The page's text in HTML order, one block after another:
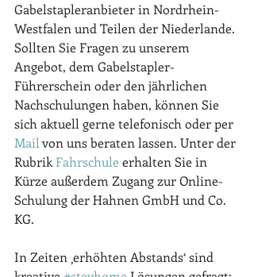
Gabelstapleranbieter in Nordrhein-
Westfalen und Teilen der Niederlande.
Sollten Sie Fragen zu unserem
Angebot, dem Gabelstapler-
Führerschein oder den jährlichen
Nachschulungen haben, können Sie
sich aktuell gerne telefonisch oder per
Mail von uns beraten lassen. Unter der
Rubrik Fahrschule erhalten Sie in
Kürze außerdem Zugang zur Online-
Schulung der Hahnen GmbH und Co.
KG.
In Zeiten ‚erhöhten Abstands‘ sind